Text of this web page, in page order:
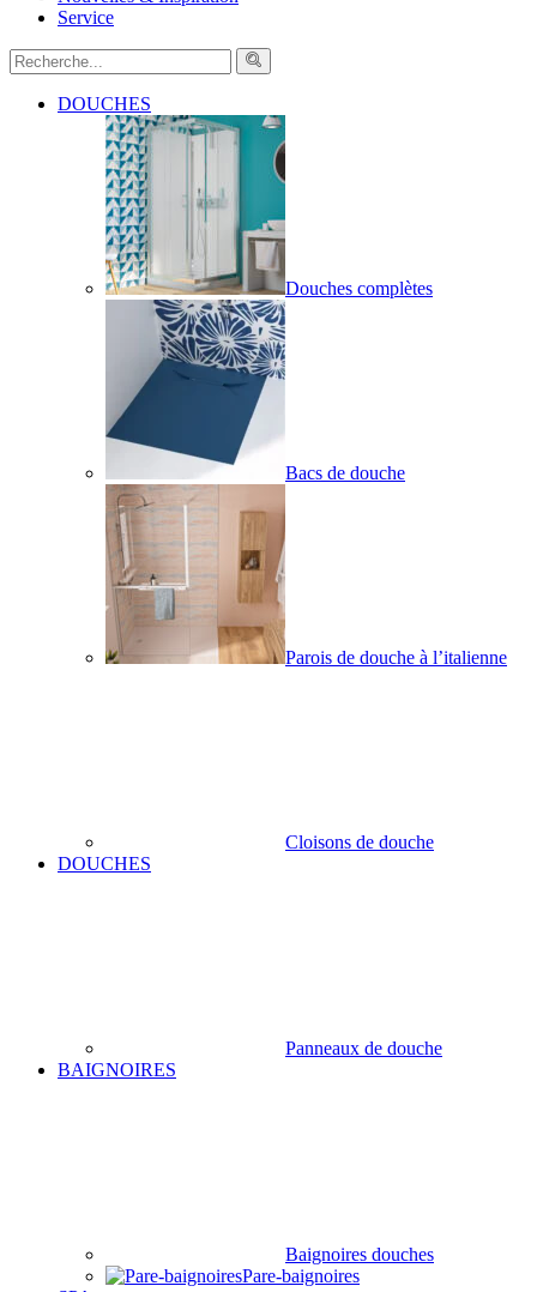
Service
DOUCHES
Douches complètes
Bacs de douche
Parois de douche à l’italienne
Cloisons de douche
DOUCHES
Panneaux de douche
BAIGNOIRES
Baignoires douches
Pare-baignoires